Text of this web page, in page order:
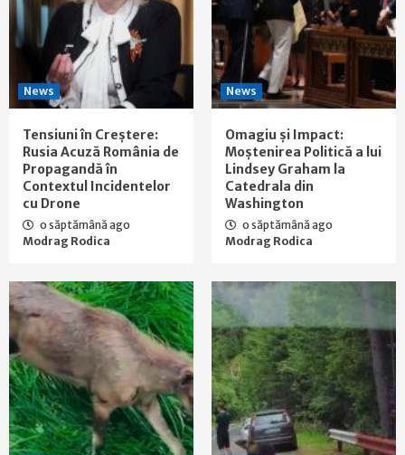
News
Tensiuni în Creștere:
Rusia Acuză România de
Propagandă în
Contextul Incidentelor
cu Drone
o săptămână ago
Modrag Rodica
News
Omagiu și Impact:
Moștenirea Politică a lui
Lindsey Graham la
Catedrala din
Washington
o săptămână ago
Modrag Rodica